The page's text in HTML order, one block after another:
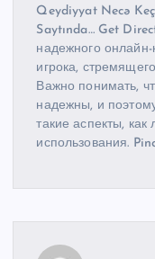
Qeydiyyat Necə
Saytında… Get
надежного
игрока,
Важно понимать,
надежны, и
такие аспекты, как
использования.